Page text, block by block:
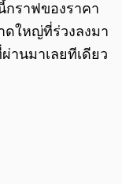
ราฟของราคา
ดใหญ่ที่ร่วงลงมา
านมาเลยทีเดียว